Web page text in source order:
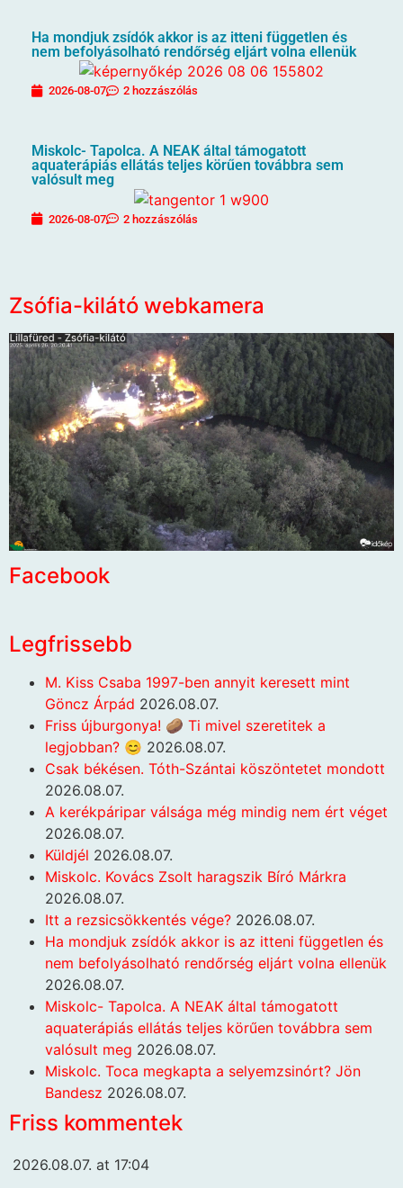
Ha mondjuk zsídók akkor is az itteni független és
nem befolyásolható rendőrség eljárt volna ellenük
2026-08-07 2 hozzászólás
Miskolc- Tapolca. A NEAK által támogatott
aquaterápiás ellátás teljes körűen továbbra sem
valósult meg
2026-08-07 2 hozzászólás
Zsófia-kilátó webkamera
Facebook
Legfrissebb
M. Kiss Csaba 1997-ben annyit keresett mint
Göncz Árpád 2026.08.07.
Friss újburgonya! 🥔 Ti mivel szeretitek a
legjobban? 😊 2026.08.07.
Csak békésen. Tóth-Szántai köszöntetet mondott
2026.08.07.
A kerékpáripar válsága még mindig nem ért véget
2026.08.07.
Küldjél 2026.08.07.
Miskolc. Kovács Zsolt haragszik Bíró Márkra
2026.08.07.
Itt a rezsicsökkentés vége? 2026.08.07.
Ha mondjuk zsídók akkor is az itteni független és
nem befolyásolható rendőrség eljárt volna ellenük
2026.08.07.
Miskolc- Tapolca. A NEAK által támogatott
aquaterápiás ellátás teljes körűen továbbra sem
valósult meg 2026.08.07.
Miskolc. Toca megkapta a selyemzsinórt? Jön
Bandesz 2026.08.07.
Friss kommentek
2026.08.07. at 17:04